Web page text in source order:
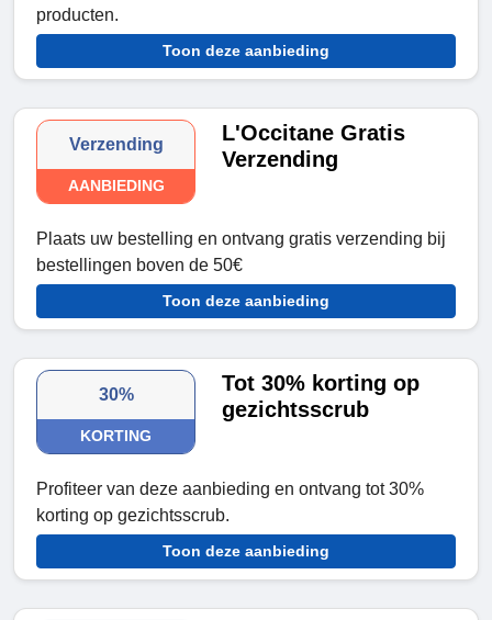
producten.
Toon deze aanbieding
Verzending
AANBIEDING
L'Occitane Gratis
Verzending
Plaats uw bestelling en ontvang gratis verzending bij
bestellingen boven de 50€
Toon deze aanbieding
30%
KORTING
Tot 30% korting op
gezichtsscrub
Profiteer van deze aanbieding en ontvang tot 30%
korting op gezichtsscrub.
Toon deze aanbieding